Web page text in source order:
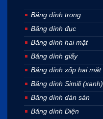
Băng dính trong
Băng dính đục
Băng dính hai mặt
Băng dính giấy
Băng dính xốp hai mặt
Băng dính Simili (xanh)
Băng dính dán sàn
Băng dính Điện